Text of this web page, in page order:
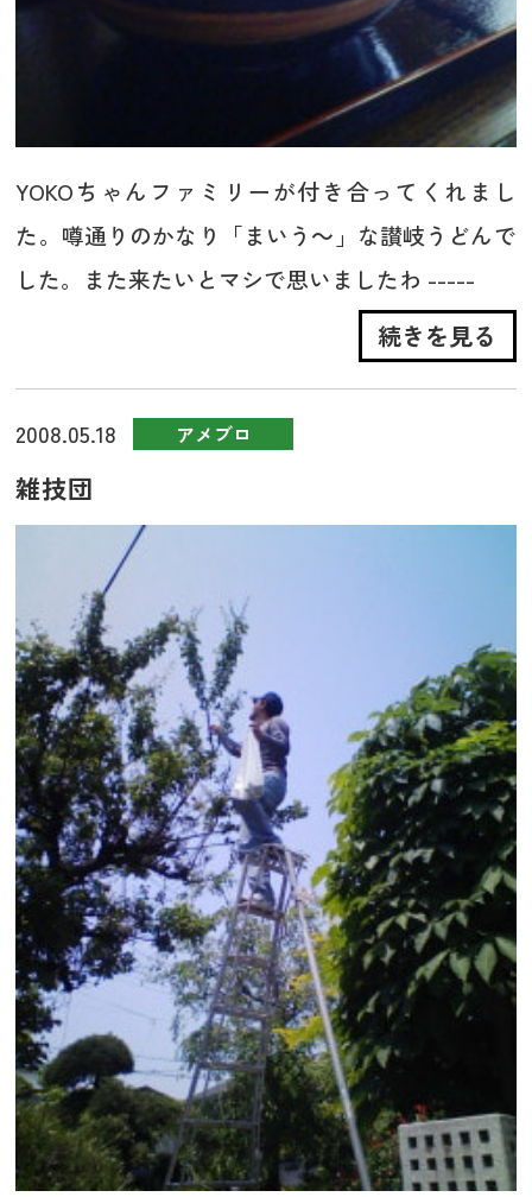
YOKOちゃんファミリーが付き合ってくれまし
た。噂通りのかなり「まいう～」な讃岐うどんで
した。また来たいとマシで思いましたわ -----
続きを見る
2008.05.18 アメブロ
雑技団